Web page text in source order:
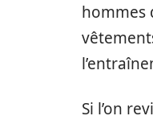
hommes
Si l’on